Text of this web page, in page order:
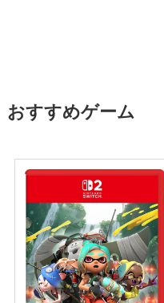
おすすめゲーム